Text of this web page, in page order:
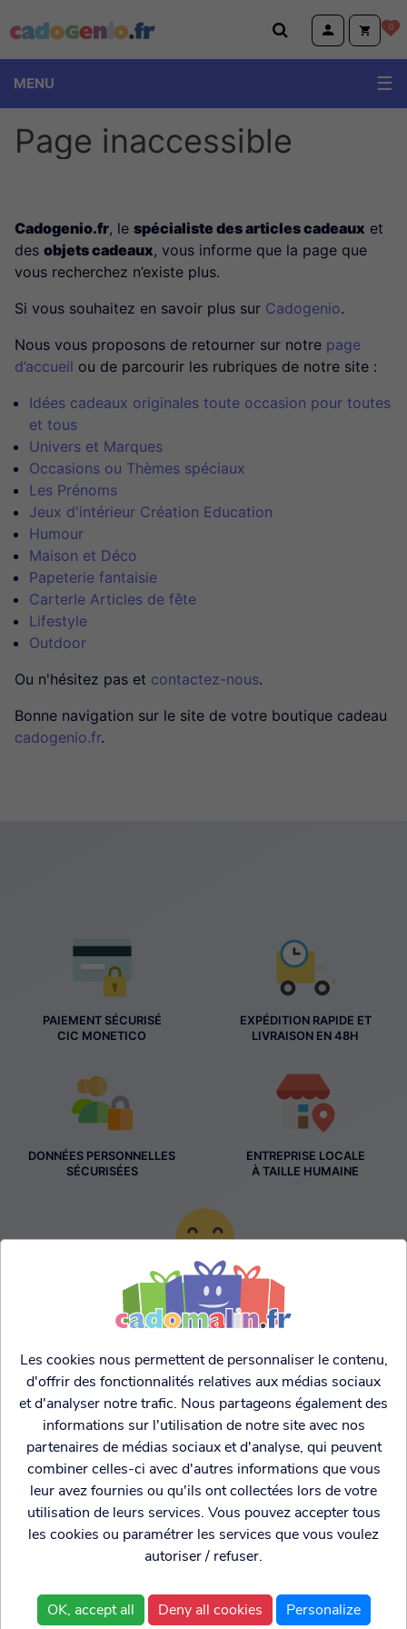
Cadogenio.fr 0
MENU
Page inaccessible
Cadogenio.fr, le spécialiste des articles cadeaux et
des objets cadeaux, vous informe que la page que
vous recherchez n’existe plus.
Si vous souhaitez en savoir plus sur Cadogenio.
Nous vous proposons de retourner sur notre page
d’accueil ou de parcourir les rubriques de notre site :
Idées cadeaux originales toute occasion pour toutes
et tous
Univers et Marques
Occasions ou Thèmes spéciaux
Les Prénoms
Jeux d'intérieur Création Education
Humour
Maison et Déco
Papeterie fantaisie
CarterIe Articles de fête
Lifestyle
Outdoor
Ou n'hésitez pas et contactez-nous.
Bonne navigation sur le site de votre boutique cadeau
cadogenio.fr.
PAIEMENT SÉCURISÉ
CIC MONETICO
EXPÉDITION RAPIDE ET
LIVRAISON EN 48H
DONNÉES PERSONNELLES
SÉCURISÉES
ENTREPRISE LOCALE
À TAILLE HUMAINE
TARIFS AGRESSIFS &
FRANCO LEGER
boutique
spécialisée dans
Conditions générales de
Les cookies nous permettent de personnaliser le contenu,
d'offrir des fonctionnalités relatives aux médias sociaux
et d'analyser notre trafic. Nous partageons également des
informations sur l'utilisation de notre site avec nos
partenaires de médias sociaux et d'analyse, qui peuvent
combiner celles-ci avec d'autres informations que vous
leur avez fournies ou qu'ils ont collectées lors de votre
utilisation de leurs services. Vous pouvez accepter tous
les cookies ou paramétrer les services que vous voulez
autoriser / refuser.
OK, accept all Deny all cookies Personalize